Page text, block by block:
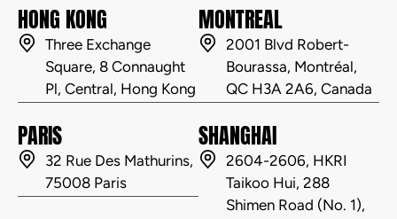
HONG KONG
Three Exchange
Square, 8 Connaught
Pl, Central, Hong Kong
MONTREAL
2001 Blvd Robert-
Bourassa, Montréal,
QC H3A 2A6, Canada
PARIS
32 Rue Des Mathurins,
75008 Paris
SHANGHAI
2604-2606, HKRI
Taikoo Hui, 288
Shimen Road (No. 1),